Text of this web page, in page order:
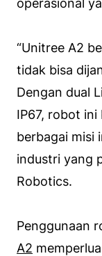
operasional
“Unitree A2
tidak bisa
Dengan dual
IP67, robot
berbagai misi
industri yang
Robotics.
Penggunaan
A2